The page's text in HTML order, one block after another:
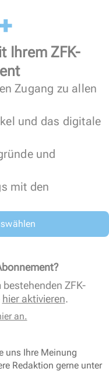
Ihrem ZFK-
Zugang zu allen
und das digitale
und
mit den
ZFK-
hier aktivieren.
an.
uns Ihre Meinung
Redaktion gerne unter